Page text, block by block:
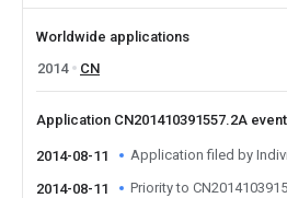
Worldwide applications
2014
CN
Application CN201410391557.2A
2014-08-11 Application filed by
2014-08-11 Priority to